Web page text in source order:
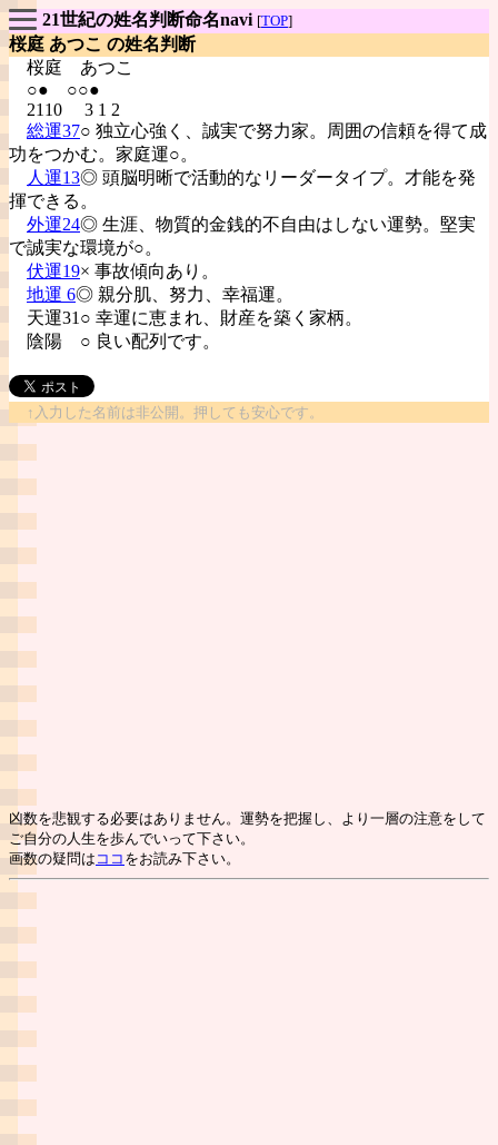
21世紀の姓名判断命名navi [TOP]
桜庭 あつこ の姓名判断
桜庭 あつこ
○● ○○●
2110 3 1 2
総運37○ 独立心強く、誠実で努力家。周囲の信頼を得て成
功をつかむ。家庭運○。
人運13◎ 頭脳明晰で活動的なリーダータイプ。才能を発
揮できる。
外運24◎ 生涯、物質的金銭的不自由はしない運勢。堅実
で誠実な環境が○。
伏運19× 事故傾向あり。
地運 6◎ 親分肌、努力、幸福運。
天運31○ 幸運に恵まれ、財産を築く家柄。
陰陽 ○ 良い配列です。
↑入力した名前は非公開。押しても安心です。
凶数を悲観する必要はありません。運勢を把握し、より一層の注意をして
ご自分の人生を歩んでいって下さい。
画数の疑問は ココ をお読み下さい。